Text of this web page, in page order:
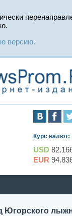
версию.
Курс валют:
USD
EUR
Югорского